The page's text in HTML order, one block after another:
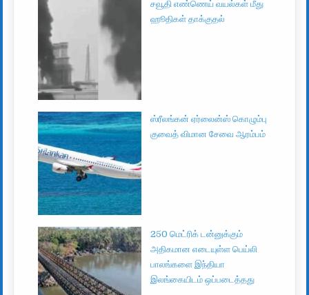
சவூதி எண்ணெய் வயல்கள் மீது
ஹூதிகள் தாக்குதல்
ஸ்ரீலங்கன் ஏர்லைன்ஸ் கொழும்பு
குவைத் விமான சேவை ஆரம்பம்
250 மெட்ரிக் டன்னுக்கும்
அதிகமான எடையுள்ள பெய்லி
பாலங்களை இந்தியா
இலங்கையிடம் ஒப்படைத்தது